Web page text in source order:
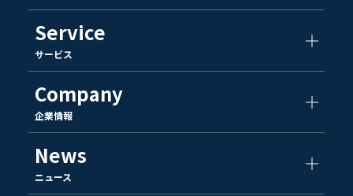
Service
サービス
Company
企業情報
News
ニュース